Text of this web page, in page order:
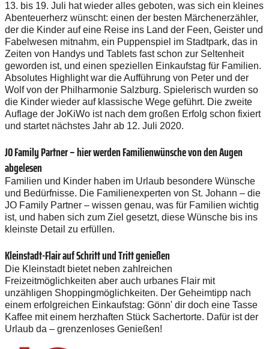
13. bis 19. Juli hat wieder alles geboten, was sich ein kleines
Abenteuerherz wünscht: einen der besten Märchenerzähler,
der die Kinder auf eine Reise ins Land der Feen, Geister und
Fabelwesen mitnahm, ein Puppenspiel im Stadtpark, das in
Zeiten von Handys und Tablets fast schon zur Seltenheit
geworden ist, und einen speziellen Einkaufstag für Familien.
Absolutes Highlight war die Aufführung von Peter und der
Wolf von der Philharmonie Salzburg. Spielerisch wurden so
die Kinder wieder auf klassische Wege geführt. Die zweite
Auflage der JoKiWo ist nach dem großen Erfolg schon fixiert
und startet nächstes Jahr ab 12. Juli 2020.
JO Family Partner – hier werden Familienwünsche von den Augen
abgelesen
Familien und Kinder haben im Urlaub besondere Wünsche
und Bedürfnisse. Die Familienexperten von St. Johann – die
JO Family Partner – wissen genau, was für Familien wichtig
ist, und haben sich zum Ziel gesetzt, diese Wünsche bis ins
kleinste Detail zu erfüllen.
Kleinstadt-Flair auf Schritt und Tritt genießen
Die Kleinstadt bietet neben zahlreichen
Freizeitmöglichkeiten aber auch urbanes Flair mit
unzähligen Shoppingmöglichkeiten. Der Geheimtipp nach
einem erfolgreichen Einkaufstag: Gönn' dir doch eine Tasse
Kaffee mit einem herzhaften Stück Sachertorte. Dafür ist der
Urlaub da – grenzenloses Genießen!